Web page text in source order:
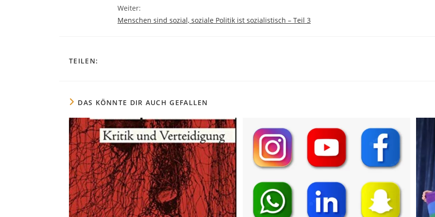
Weiter:
Menschen sind sozial, soziale Politik ist sozialistisch – Teil 3
TEILEN:
TEILEN
DAS KÖNNTE DIR AUCH GEFALLEN